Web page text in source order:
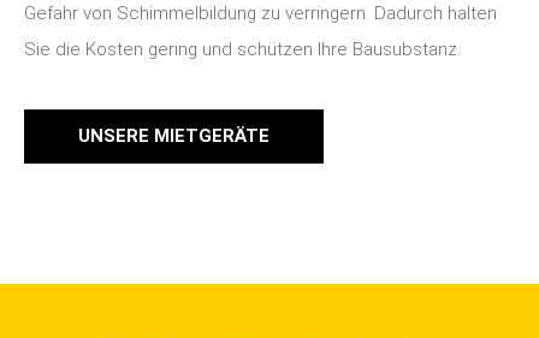
Gefahr von Schimmelbildung zu verringern. Dadurch halten
Sie die Kosten gering und schützen Ihre Bausubstanz.
UNSERE MIETGERÄTE